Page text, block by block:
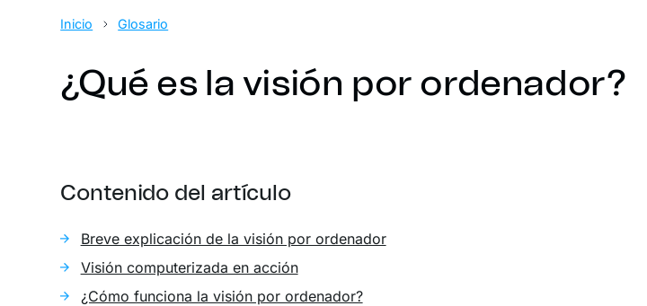
Inicio Glosario
¿Qué es la visión por ordenador?
Contenido del artículo
Breve explicación de la visión por ordenador
Visión computerizada en acción
¿Cómo funciona la visión por ordenador?